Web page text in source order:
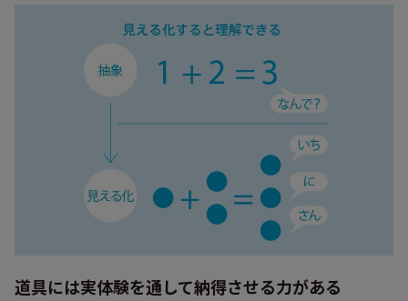
道具には実体験を通して納得させる力がある